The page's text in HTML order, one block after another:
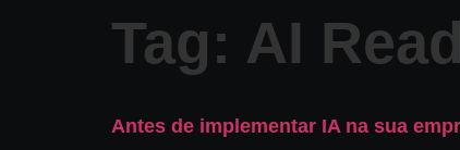
Tag: AI
Antes de implementar IA na sua